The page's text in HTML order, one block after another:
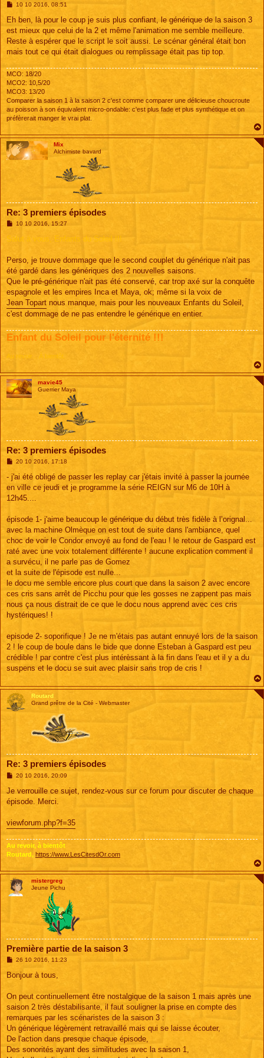
M
s
a
g
10 10 2016, 08:51
Eh ben, là pour le coup je suis plus confiant, le générique de la saison 3
est mieux que celui de la 2 et même l'animation me semble meilleure.
Reste à espérer que le script le soit aussi. Le scénar général était bon
mais tout ce qui était dialogues ou remplissage était pas tip top.
MCO: 18/20
MCO2: 10,5/20
MCO3: 13/20
Comparer la saison 1 à la saison 2 c'est comme comparer une délicieuse choucroute
au poisson à son équivalent micro-ondable: c'est plus fade et plus synthétique et on
préfèrerait manger le vrai plat.
Mix
Alchimiste bavard
Re: 3 premiers épisodes
M
s
g
10 10 2016, 15:27
Salut à vous, Enfants du Soleil !!!
Perso, je trouve dommage que le second couplet du générique n'ait pas
été gardé dans les génériques des 2 nouvelles saisons.
Que le pré-générique n'ait pas été conservé, car trop axé sur la conquête
espagnole et les empires Inca et Maya, ok; même si la voix de
Jean Topart nous manque, mais pour les nouveaux Enfants du Soleil,
c'est dommage de ne pas entendre le générique en entier.
Enfant du Soleil pour l'éternité !!!
Au revoir... À bientôt.
mavie45
Guerrier Maya
Re: 3 premiers épisodes
M
s
a
g
20 10 2016, 17:18
- j'ai été obligé de passer les replay car j'étais invité à passer la journée
en ville ce jeudi et je programme la série REIGN sur M6 de 10H à
12h45....
épisode 1- j'aime beaucoup le générique du début très fidèle à l’orignal...
avec la machine Olmèque on est tout de suite dans l'ambiance, quel
choc de voir le Condor envoyé au fond de l'eau ! le retour de Gaspard est
raté avec une voix totalement différente ! aucune explication comment il
a survécu, il ne parle pas de Gomez
et la suite de l'épisode est nulle...
le docu me semble encore plus court que dans la saison 2 avec encore
ces cris sans arrêt de Picchu pour que les gosses ne zappent pas mais
nous ça nous distrait de ce que le docu nous apprend avec ces cris
hystériques! !
episode 2- soporifique ! Je ne m'étais pas autant ennuyé lors de la saison
2 ! le coup de boule dans le bide que donne Esteban à Gaspard est peu
crédible ! par contre c'est plus intérèssant à la fin dans l'eau et il y a du
suspens et le docu se suit avec plaisir sans trop de cris !
Routard
Grand prêtre de la Cité - Webmaster
Re: 3 premiers épisodes
M
s
a
20 10 2016, 20:09
Je verrouille ce sujet, rendez-vous sur ce forum pour discuter de chaque
épisode. Merci.
viewforum.php?f=35
Au revoir, à bientôt
Routard, https://www.LesCitesdOr.com
mistergreg
Jeune Pichu
Première partie de la saison 3
M
s
g
26 10 2016, 11:23
Bonjour à tous,
On peut continuellement être nostalgique de la saison 1 mais après une
saison 2 très déstabilisante, il faut souligner la prise en compte des
remarques par les scénaristes de la saison 3 :
Un générique légèrement retravaillé mais qui se laisse écouter,
De l'action dans presque chaque épisode,
Des sonorités ayant des similitudes avec la saison 1,